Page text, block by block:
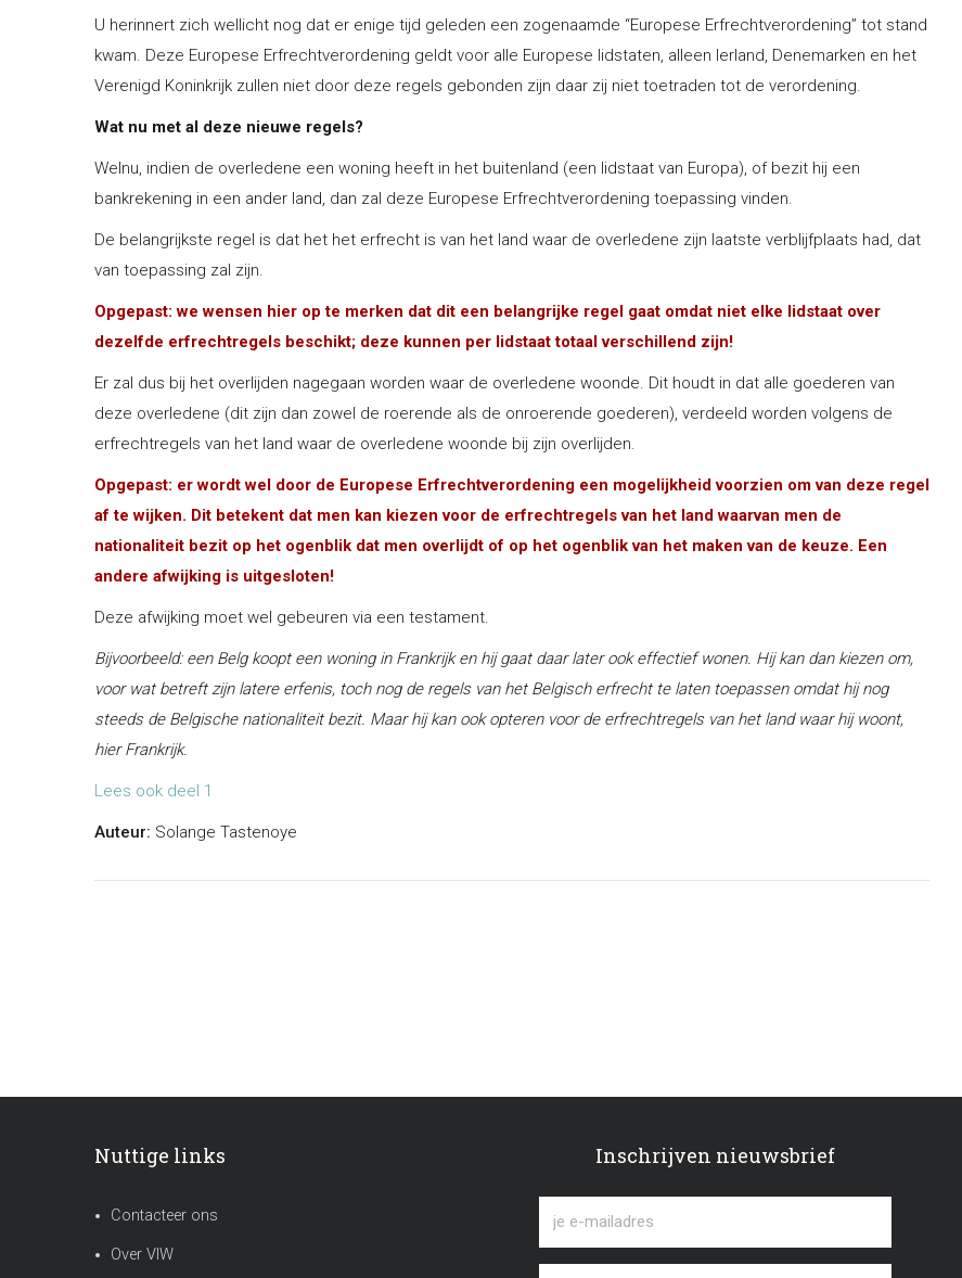
U herinnert zich wellicht nog dat er enige tijd geleden een zogenaamde “Europese Erfrechtverordening” tot stand
kwam. Deze Europese Erfrechtverordening geldt voor alle Europese lidstaten, alleen Ierland, Denemarken en het
Verenigd Koninkrijk zullen niet door deze regels gebonden zijn daar zij niet toetraden tot de verordening.
Wat nu met al deze nieuwe regels?
Welnu, indien de overledene een woning heeft in het buitenland (een lidstaat van Europa), of bezit hij een
bankrekening in een ander land, dan zal deze Europese Erfrechtverordening toepassing vinden.
De belangrijkste regel is dat het het erfrecht is van het land waar de overledene zijn laatste verblijfplaats had, dat
van toepassing zal zijn.
Opgepast: we wensen hier op te merken dat dit een belangrijke regel gaat omdat niet elke lidstaat over
dezelfde erfrechtregels beschikt; deze kunnen per lidstaat totaal verschillend zijn!
Er zal dus bij het overlijden nagegaan worden waar de overledene woonde. Dit houdt in dat alle goederen van
deze overledene (dit zijn dan zowel de roerende als de onroerende goederen), verdeeld worden volgens de
erfrechtregels van het land waar de overledene woonde bij zijn overlijden.
Opgepast: er wordt wel door de Europese Erfrechtverordening een mogelijkheid voorzien om van deze regel
af te wijken. Dit betekent dat men kan kiezen voor de erfrechtregels van het land waarvan men de
nationaliteit bezit op het ogenblik dat men overlijdt of op het ogenblik van het maken van de keuze. Een
andere afwijking is uitgesloten!
Deze afwijking moet wel gebeuren via een testament.
Bijvoorbeeld: een Belg koopt een woning in Frankrijk en hij gaat daar later ook effectief wonen. Hij kan dan kiezen om,
voor wat betreft zijn latere erfenis, toch nog de regels van het Belgisch erfrecht te laten toepassen omdat hij nog
steeds de Belgische nationaliteit bezit. Maar hij kan ook opteren voor de erfrechtregels van het land waar hij woont,
hier Frankrijk.
Lees ook deel 1
Auteur: Solange Tastenoye
Nuttige links
Contacteer ons
Over VIW
Inschrijven nieuwsbrief